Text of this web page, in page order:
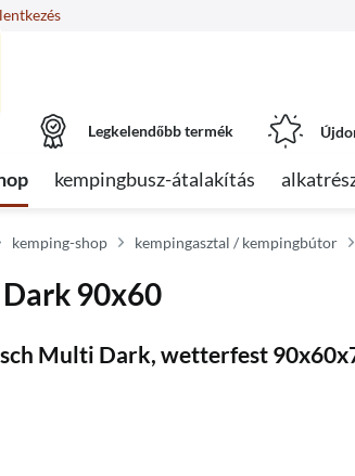
Legkelendőbb termék
kempingbusz-átalakítás
kemping-shop kempingasztal / kempingbútor
90x60
Multi Dark, wetterfest